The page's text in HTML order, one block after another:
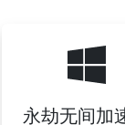
永劫无间加